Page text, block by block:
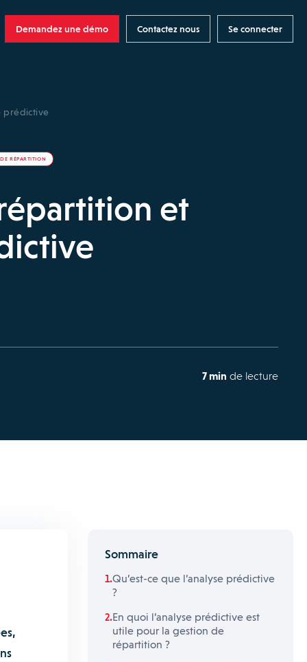
Demandez une démo Contactez nous Se connecter
prédictive
RÉPARTITION
et
7 min de lecture
Sommaire
Qu’est-ce que l’analyse prédictive
?
En quoi l’analyse prédictive est
utile pour la gestion de
répartition ?